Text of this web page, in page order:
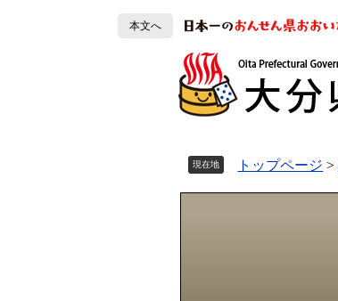
本文へ
現在地 トップページ >